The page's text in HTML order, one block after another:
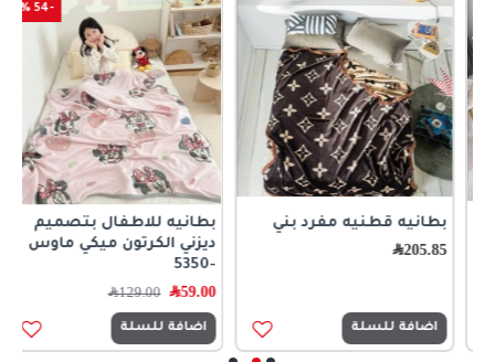
بطانيه قطنيه مفرد بني
205.85﷼
اضافة للسلة
بطانيه للاطفال بتصميم
ديزني الكرتون ميكي ماوس
59.00﷼ 129.00﷼
اضافة للسلة